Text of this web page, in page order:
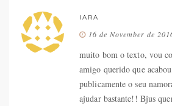
IARA
16 de November de
muito bom o texto, vou
amigo querido que
publicamente o seu
ajudar bastante!! Bjus